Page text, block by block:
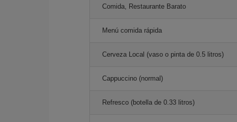
Comida, Restaurante Barato
Menú comida rápida
Cerveza Local (vaso o pinta de 0.5 litros)
Cappuccino (normal)
Refresco (botella de 0.33 litros)